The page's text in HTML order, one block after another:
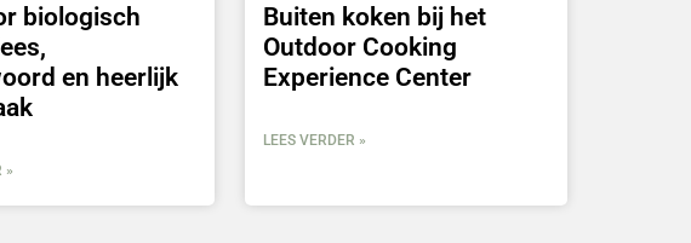
biologisch
en heerlijk
»
Buiten koken bij het
Outdoor Cooking
Experience Center
LEES VERDER »